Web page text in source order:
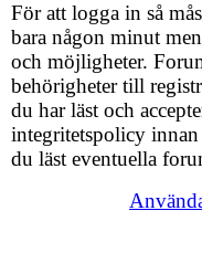
För att logga in så
bara någon minut
och möjligheter.
behörigheter till
du har läst och
integritetspolicy
du läst eventuella